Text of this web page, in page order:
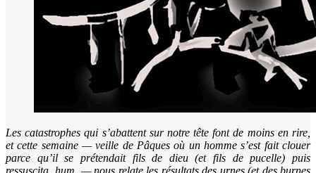
Les catastrophes qui s’abattent sur notre tête font de moins en rire,
et cette semaine — veille de Pâques où un homme s’est fait clouer
parce qu’il se prétendait fils de dieu (et fils de pucelle) puis
ressuscita, hum — nous relate les résultats des urnes (et des burnes